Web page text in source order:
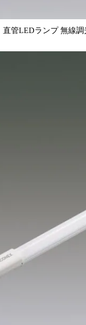
直管LEDランプ 無線